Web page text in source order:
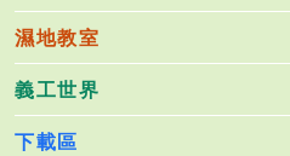
濕地教室
義工世界
下載區